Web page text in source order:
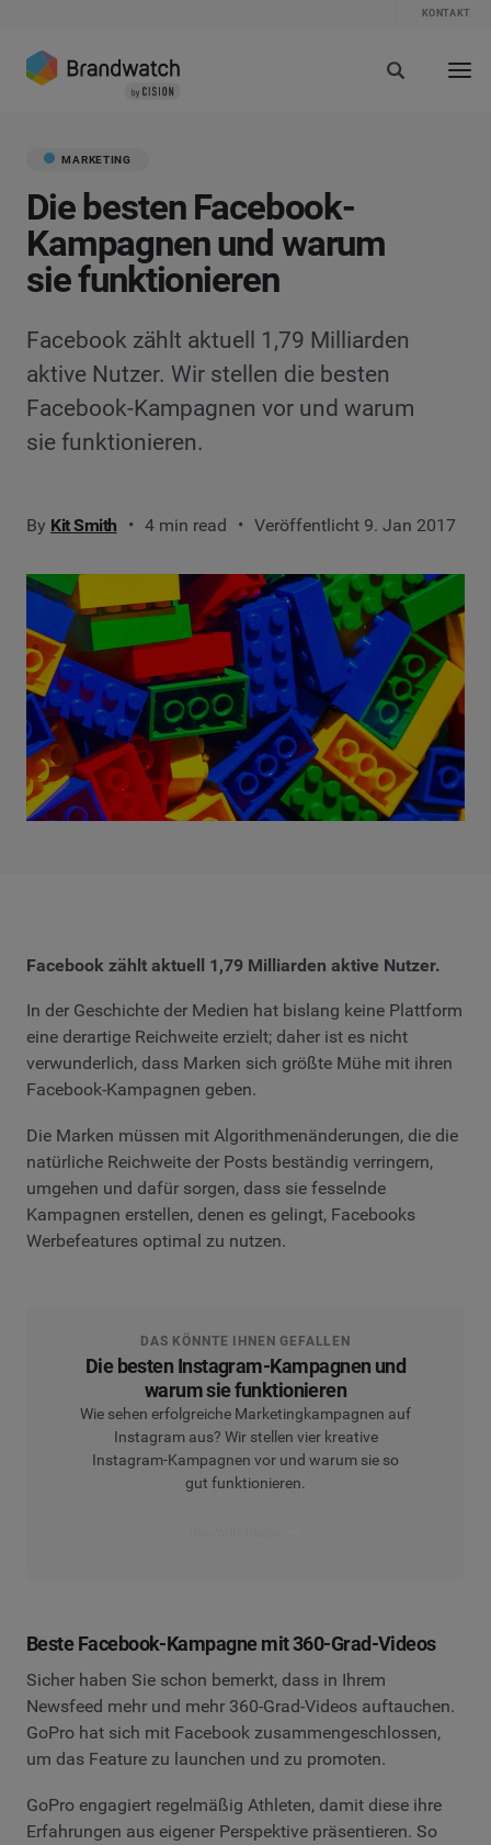
KONTAKT
MARKETING
Die besten Facebook-
Kampagnen und warum
sie funktionieren
Facebook zählt aktuell 1,79 Milliarden
aktive Nutzer. Wir stellen die besten
Facebook-Kampagnen vor und warum
sie funktionieren.
By Kit Smith 4 min read Veröffentlicht 9. Jan 2017
Facebook zählt aktuell 1,79 Milliarden aktive Nutzer.
In der Geschichte der Medien hat bislang keine Plattform
eine derartige Reichweite erzielt; daher ist es nicht
verwunderlich, dass Marken sich größte Mühe mit ihren
Facebook-Kampagnen geben.
Die Marken müssen mit Algorithmenänderungen, die die
natürliche Reichweite der Posts beständig verringern,
umgehen und dafür sorgen, dass sie fesselnde
Kampagnen erstellen, denen es gelingt, Facebooks
Werbefeatures optimal zu nutzen.
DAS KÖNNTE IHNEN GEFALLEN
Die besten Instagram-Kampagnen und
warum sie funktionieren
Wie sehen erfolgreiche Marketingkampagnen auf
Instagram aus? Wir stellen vier kreative
Instagram-Kampagnen vor und warum sie so
gut funktionieren.
Beste Facebook-Kampagne mit 360-Grad-Videos
Sicher haben Sie schon bemerkt, dass in Ihrem
Newsfeed mehr und mehr 360-Grad-Videos auftauchen.
GoPro hat sich mit Facebook zusammengeschlossen,
um das Feature zu launchen und zu promoten.
GoPro engagiert regelmäßig Athleten, damit diese ihre
Erfahrungen aus eigener Perspektive präsentieren. So